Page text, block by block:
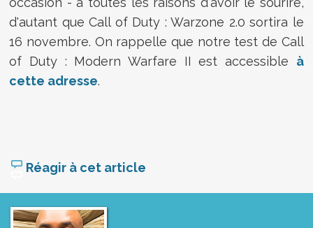
d'autant que Call of Duty : Warzone 2.0 sortira le
16 novembre. On rappelle que notre test de Call
of Duty : Modern Warfare II est accessible à
cette adresse.
Réagir à cet article